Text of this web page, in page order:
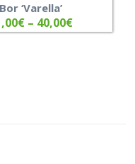
Bor ‘Varella’
€ – 40,00€